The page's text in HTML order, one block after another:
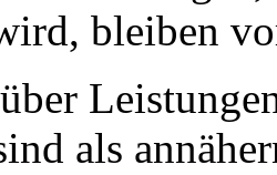
bleiben
als